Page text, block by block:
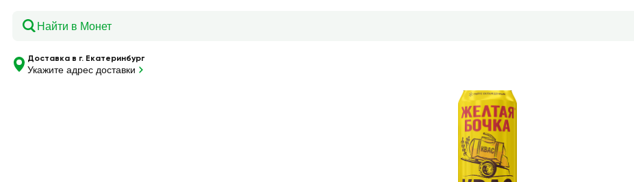
Доставка в г. Екатеринбург
Укажите адрес доставки
Главная — Каталог — Квас ЖЕЛТАЯ БОЧКА, 0,45л